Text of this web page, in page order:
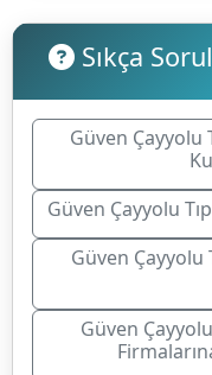
Sıkça
Güven Çayyolu
Güven Çayyolu
Güven Çayyolu
Güven